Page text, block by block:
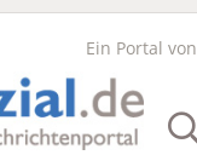
Ein Portal von